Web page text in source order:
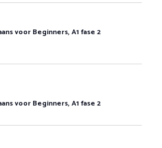
voor Beginners, A1 fase 2
voor Beginners, A1 fase 2